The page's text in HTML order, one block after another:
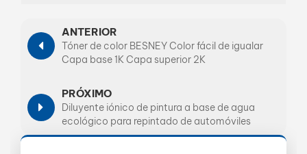
ANTERIOR
Tóner de color BESNEY Color fácil de igualar
Capa base 1K Capa superior 2K
PRÓXIMO
Diluyente iónico de pintura a base de agua
ecológico para repintado de automóviles